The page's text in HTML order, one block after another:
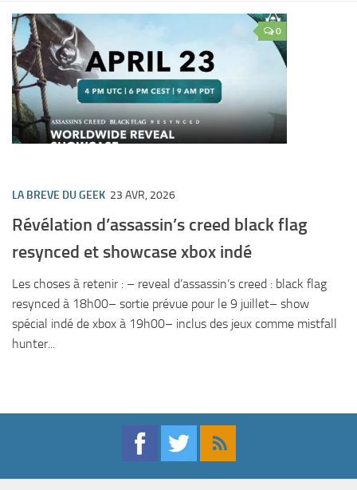
0
LA BREVE DU GEEK 23 AVR, 2026
Révélation d’assassin’s creed black flag
resynced et showcase xbox indé
Les choses à retenir : – reveal d’assassin’s creed : black flag
resynced à 18h00– sortie prévue pour le 9 juillet– show
spécial indé de xbox à 19h00– inclus des jeux comme mistfall
hunter...